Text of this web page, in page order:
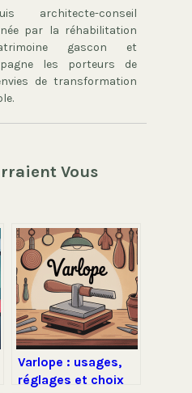
architecte-conseil
par la réhabilitation
gascon et
les porteurs de
de transformation
Vous
Varlope : usages,
réglages et choix